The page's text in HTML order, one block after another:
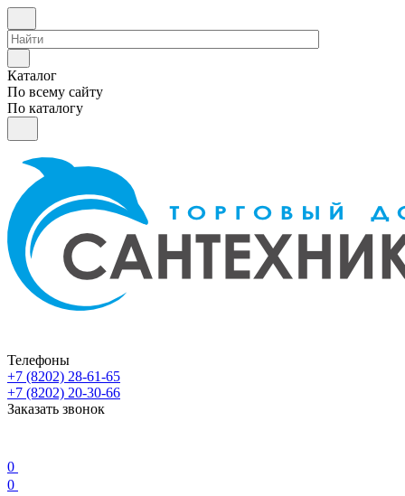
Каталог
По всему сайту
По каталогу
Телефоны
+7 (8202) 28‑61-65
+7 (8202) 20‑30-66
Заказать звонок
0
0